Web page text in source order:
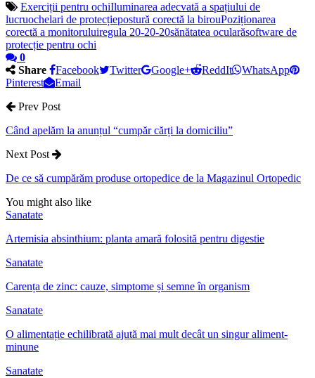
Exerciții pentru ochiIluminarea adecvată a spațiului de
lucruochelari de protecțiepostură corectă la birouPoziționarea
corectă a monitoruluiregula 20-20-20sănătatea ocularăsoftware de
protecție pentru ochi
0
Share
Facebook Twitter Google+ ReddIt
WhatsApp
Pinterest
Email
Prev Post
Când apelăm la anunțul “cumpăr cărți la domiciliu”
Next Post
De ce să cumpărăm produse ortopedice de la Magazinul Ortopedic
You might also like
Sanatate
Artemisia absinthium: planta amară folosită pentru digestie
Sanatate
Carența de zinc: cauze, simptome și semne în organism
Sanatate
O alimentație echilibrată ajută mai mult decât un singur aliment-
minune
Sanatate